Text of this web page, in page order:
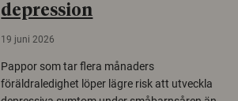
depression
19 juni 2026
Pappor som tar flera månaders
föräldraledighet löper lägre risk att utveckla